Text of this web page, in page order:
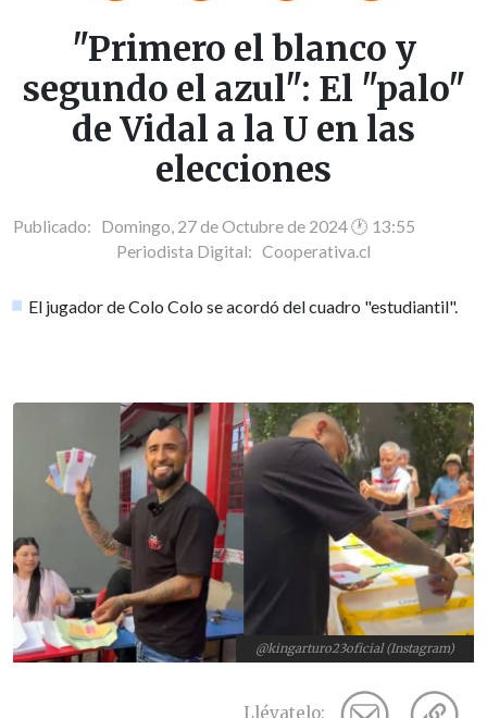
"Primero el blanco y
segundo el azul": El "palo"
de Vidal a la U en las
elecciones
Publicado: Domingo, 27 de Octubre de 2024 🕐 13:55
Periodista Digital: Cooperativa.cl
El jugador de Colo Colo se acordó del cuadro "estudiantil".
@kingarturo23oficial (Instagram)
Llévatelo: